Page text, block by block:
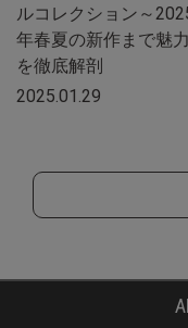
ルコレクション～
年春夏の新作まで魅力
を徹底解剖
2025.01.29